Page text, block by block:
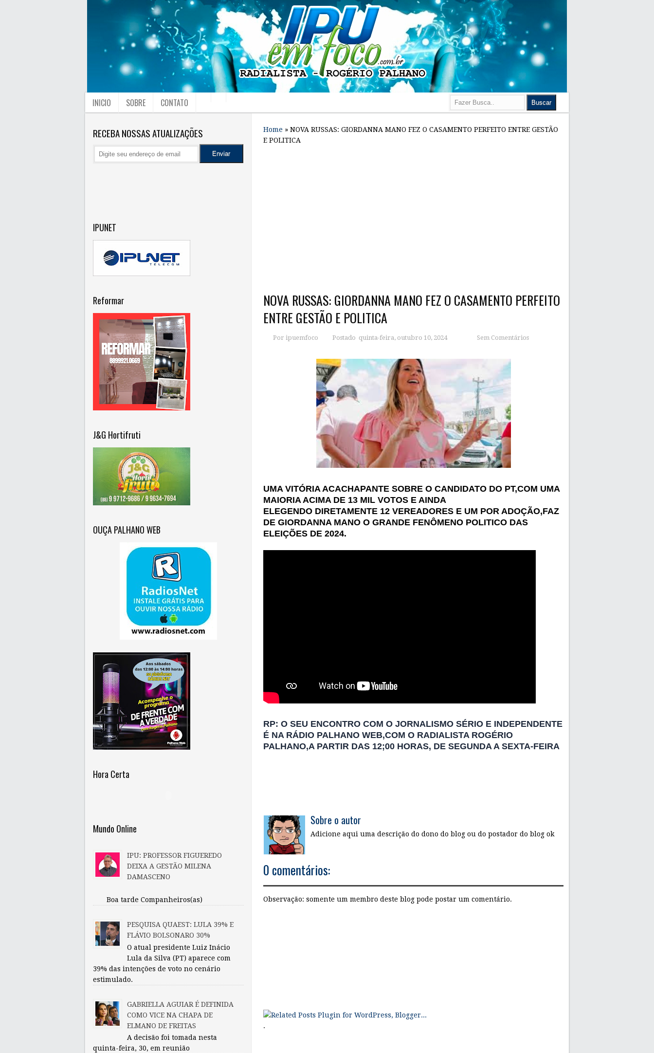
INICIO SOBRE CONTATO
Home » NOVA RUSSAS: GIORDANNA MANO FEZ O CASAMENTO PERFEITO ENTRE GESTÃO
E POLITICA
NOVA RUSSAS: GIORDANNA MANO FEZ O CASAMENTO PERFEITO
ENTRE GESTÃO E POLITICA
Por ipuemfoco Postado quinta-feira, outubro 10, 2024 Sem Comentários
UMA VITÓRIA ACACHAPANTE SOBRE O CANDIDATO DO PT,COM UMA
MAIORIA ACIMA DE 13 MIL VOTOS E AINDA
ELEGENDO DIRETAMENTE 12 VEREADORES E UM POR ADOÇÃO,FAZ
DE GIORDANNA MANO O GRANDE FENÔMENO POLITICO DAS
ELEIÇÕES DE 2024.
RP: O SEU ENCONTRO COM O JORNALISMO SÉRIO E INDEPENDENTE
É NA RÁDIO PALHANO WEB,COM O RADIALISTA ROGÉRIO
PALHANO,A PARTIR DAS 12;00 HORAS, DE SEGUNDA A SEXTA-FEIRA
Sobre o autor
Adicione aqui uma descrição do dono do blog ou do postador do blog ok
0 comentários:
Observação: somente um membro deste blog pode postar um comentário.
.
RECEBA NOSSAS ATUALIZAÇÕES
IPUNET
Reformar
J&G Hortifruti
OUÇA PALHANO WEB
Hora Certa
Mundo Online
IPU: PROFESSOR FIGUEREDO
DEIXA A GESTÃO MILENA
DAMASCENO
Boa tarde Companheiros(as)
PESQUISA QUAEST: LULA 39% E
FLÁVIO BOLSONARO 30%
O atual presidente Luiz Inácio
Lula da Silva (PT) aparece com
39% das intenções de voto no cenário
estimulado.
GABRIELLA AGUIAR É DEFINIDA
COMO VICE NA CHAPA DE
ELMANO DE FREITAS
A decisão foi tomada nesta
quinta-feira, 30, em reunião